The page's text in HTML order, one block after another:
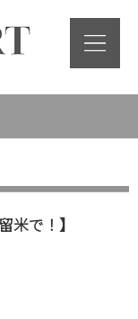
米で！】